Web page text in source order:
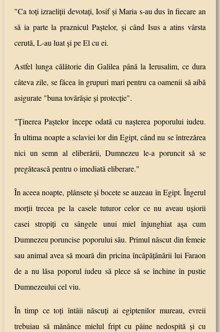
"Ca toţi izraeliţii devotaţi, Iosif şi Maria s-au dus în fiecare an
să ia parte la praznicul Paştelor, şi când Isus a atins vârsta
cerută, L-au luat şi pe El cu ei.
Astfel lunga călătorie din Galilea până la Ierusalim, ce dura
câteva zile, se făcea în grupuri mari pentru ca oamenii să aibă
asigurate "buna tovărăşie şi protecţie".
"Ţinerea Paştelor începe odată cu naşterea poporului iudeu.
În ultima noapte a sclaviei lor din Egipt, când nu se întrezărea
nici un semn al eliberării, Dumnezeu le-a poruncit să se
pregătească pentru o imediată eliberare."
În aceea noapte, plânsete şi bocete se auzeau în Egipt. Îngerul
morţii trecea pe la casele tuturor celor ce nu aveau uşiorii
casei stropiţi cu sângele unui miel înjunghiat aşa cum
Dumnezeu poruncise poporului său. Primul născut din femeie
sau animal avea să moară din pricina încăpăţânării lui Faraon
de a nu lăsa poporul iudeu să plece să se închine în pustie
Dumnezeului cel viu.
În timp ce toţi întâii născuţi ai egiptenilor mureau, evreii
trebuiau să mănânce mielul fript cu pâine nedospită şi cu